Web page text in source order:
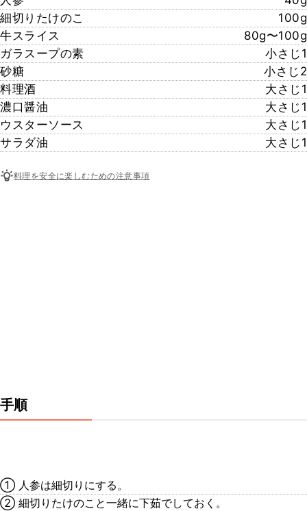
細切りたけのこ
100g
牛スライス
80g〜100g
ガラスープの素
小さじ1
砂糖
小さじ2
料理酒
大さじ1
濃口醤油
大さじ1
ウスターソース
大さじ1
サラダ油
大さじ1
料理を安全に楽しむための注意事項
手順
① 人参は細切りにする。
② 細切りたけのこと一緒に下茹でしておく。